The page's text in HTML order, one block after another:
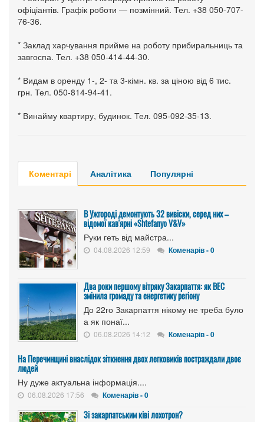
офіціантів. Графік роботи — позмінний. Тел. +38 050-707-
76-36.
* Заклад харчування прийме на роботу прибиральниць та
завгоспа. Тел. +38 050-414-44-30.
* Видам в оренду 1-, 2- та 3-кімн. кв. за ціною від 6 тис.
грн. Тел. 050-814-94-41.
* Винайму квартиру, будинок. Тел. 095-092-35-13.
Коментарі Аналітика Популярні
В Ужгороді демонтують 32 вивіски, серед них –
відомої кав'ярні «Shtefanyo V&V»
Руки геть від майстра...
04.08.2026 12:59 Коменарів - 0
Два роки першому вітряку Закарпаття: як ВЕС
змінила громаду та енергетику регіону
До 22го Закарпаття нікому не треба було
а як понаї...
06.08.2026 14:12 Коменарів - 0
На Перечинщині внаслідок зіткнення двох легковиків постраждали двоє
людей
Ну дуже актуальна інформація....
06.08.2026 17:56 Коменарів - 0
Зі закарпатським ківі лохотрон?